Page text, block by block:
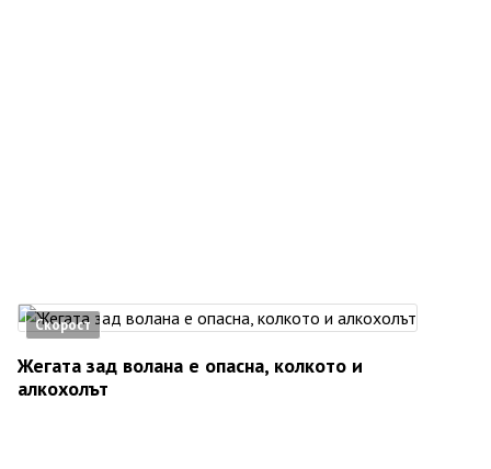
Скорост
Жегата зад волана е опасна, колкото и
алкохолът